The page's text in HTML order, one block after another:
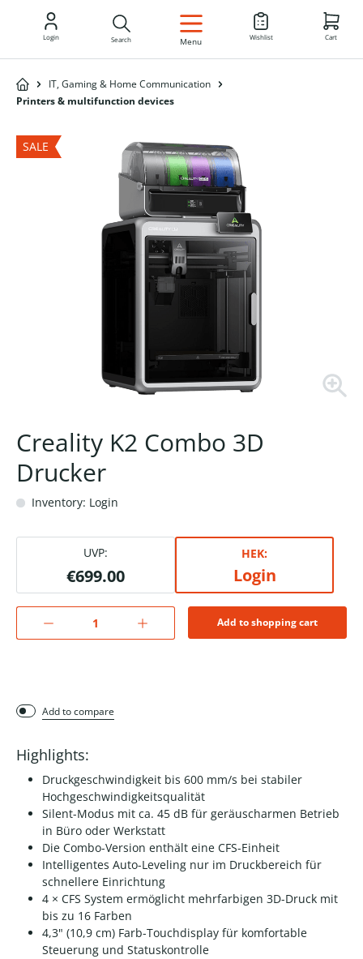
EN
Login Search Menu Wishlist Cart
IT, Gaming & Home Communication
Printers & multifunction devices
SALE
Creality K2 Combo 3D
Drucker
Inventory: Login
UVP:
€699.00
HEK:
Login
Add to shopping cart
Add to compare
Highlights:
Druckgeschwindigkeit bis 600 mm/s bei stabiler
Hochgeschwindigkeitsqualität
Silent-Modus mit ca. 45 dB für geräuscharmen Betrieb
in Büro oder Werkstatt
Die Combo-Version enthält eine CFS-Einheit
Intelligentes Auto-Leveling nur im Druckbereich für
schnellere Einrichtung
4 × CFS System ermöglicht mehrfarbigen 3D-Druck mit
bis zu 16 Farben
4,3" (10,9 cm) Farb-Touchdisplay für komfortable
Steuerung und Statuskontrolle